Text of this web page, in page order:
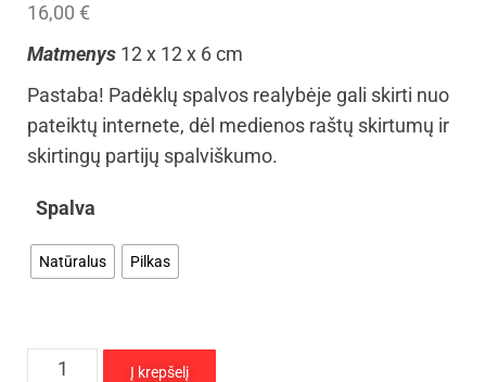
16,00 €
Matmenys 12 x 12 x 6 cm
Pastaba! Padėklų spalvos realybėje gali skirti nuo
pateiktų internete, dėl medienos raštų skirtumų ir
skirtingų partijų spalviškumo.
Spalva
Natūralus Pilkas
Į krepšelį